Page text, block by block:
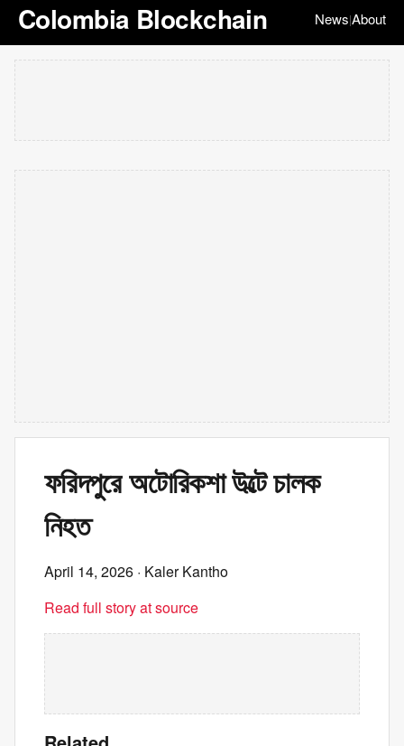
Colombia Blockchain News|About
ফরিদপুরে অটোরিকশা উল্টে চালক
নিহত
April 14, 2026 · Kaler Kantho
Read full story at source